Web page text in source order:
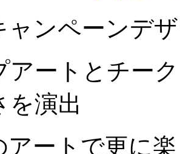
ャンペーンデ
アートとチー
を演出
アートで更に